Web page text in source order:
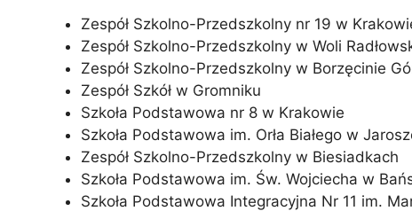
Zespół Szkolno-Przedszkolny nr 19 w
Zespół Szkolno-Przedszkolny w Woli
Zespół Szkolno-Przedszkolny w Borzęcinie
Zespół Szkół w Gromniku
Szkoła Podstawowa nr 8 w Krakowie
Szkoła Podstawowa im. Orła Białego w
Zespół Szkolno-Przedszkolny w Biesiadkach
Szkoła Podstawowa im. Św. Wojciecha w
Szkoła Podstawowa Integracyjna Nr 11 im.